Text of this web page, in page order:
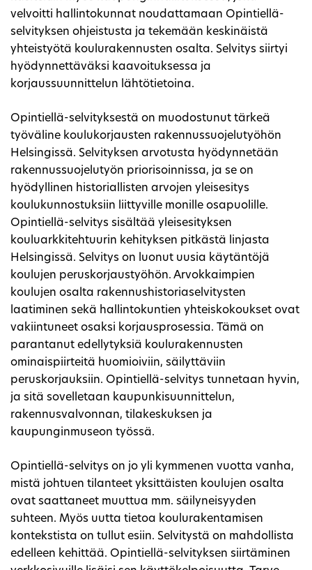
velvoitti hallintokunnat noudattamaan Opintiellä-
selvityksen ohjeistusta ja tekemään keskinäistä
yhteistyötä koulurakennusten osalta. Selvitys siirtyi
hyödynnettäväksi kaavoituksessa ja
korjaussuunnittelun lähtötietoina.
Opintiellä-selvityksestä on muodostunut tärkeä
työväline koulukorjausten rakennussuojelutyöhön
Helsingissä. Selvityksen arvotusta hyödynnetään
rakennussuojelutyön priorisoinnissa, ja se on
hyödyllinen historiallisten arvojen yleisesitys
koulukunnostuksiin liittyville monille osapuolille.
Opintiellä-selvitys sisältää yleisesityksen
kouluarkkitehtuurin kehityksen pitkästä linjasta
Helsingissä. Selvitys on luonut uusia käytäntöjä
koulujen peruskorjaustyöhön. Arvokkaimpien
koulujen osalta rakennushistoriaselvitysten
laatiminen sekä hallintokuntien yhteiskokoukset ovat
vakiintuneet osaksi korjausprosessia. Tämä on
parantanut edellytyksiä koulurakennusten
ominaispiirteitä huomioiviin, säilyttäviin
peruskorjauksiin. Opintiellä-selvitys tunnetaan hyvin,
ja sitä sovelletaan kaupunkisuunnittelun,
rakennusvalvonnan, tilakeskuksen ja
kaupunginmuseon työssä.
Opintiellä-selvitys on jo yli kymmenen vuotta vanha,
mistä johtuen tilanteet yksittäisten koulujen osalta
ovat saattaneet muuttua mm. säilyneisyyden
suhteen. Myös uutta tietoa koulurakentamisen
kontekstista on tullut esiin. Selvitystä on mahdollista
edelleen kehittää. Opintiellä-selvityksen siirtäminen